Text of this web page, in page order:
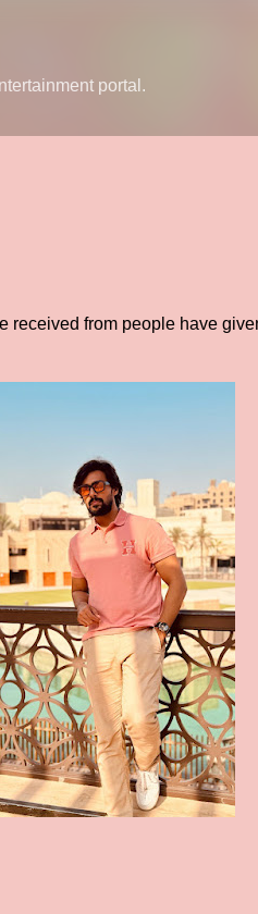
portal.
received from people have